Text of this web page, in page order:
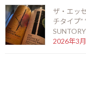
NO TEA
2025年10月24日
最
終
更
ザ・エッ
チタイプ”
2026年3